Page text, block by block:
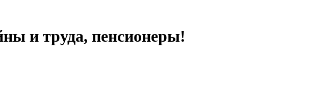
и труда, пенсионеры!